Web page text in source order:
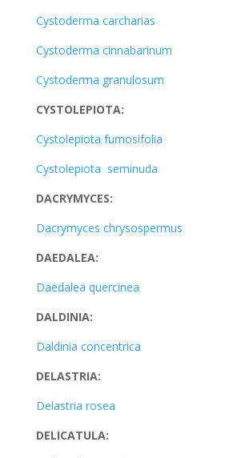
Cystoderma carcharias
Cystoderma cinnabarinum
Cystoderma granulosum
CYSTOLEPIOTA:
Cystolepiota fumosifolia
Cystolepiota seminuda
DACRYMYCES:
Dacrymyces chrysospermus
DAEDALEA:
Daedalea quercinea
DALDINIA:
Daldinia concentrica
DELASTRIA:
Delastria rosea
DELICATULA: